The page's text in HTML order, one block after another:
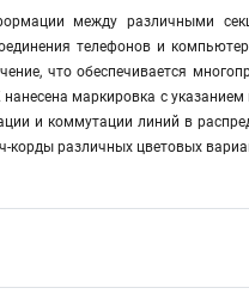
между различными
телефонов и
что обеспечивается
маркировка с указанием
и коммутации линий в
корды различных цветовых